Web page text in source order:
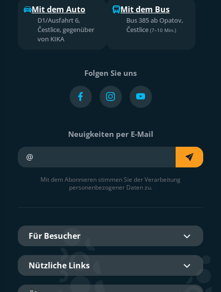
Mit dem Auto
D1/Ausfahrt 6,
Čestlice, gegenüber
von KIKA
Mit dem Bus
Bus 385 ab Opatov,
Čestlice (7–10 Min.)
Folgen Sie uns
Neuigkeiten per E-Mail
Mit dem Abonnieren stimmen Sie der Verarbeitung
personenbezogener Daten zu.
Für Besucher
Nützliche Links